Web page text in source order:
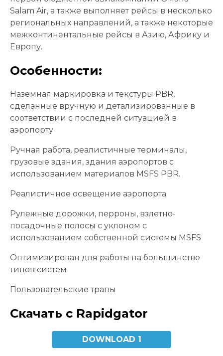
Salam Air, а также выполняет рейсы в несколько
региональных направлений, а также некоторые
межконтинентальные рейсы в Азию, Африку и
Европу.
Особенности:
Наземная маркировка и текстуры PBR,
сделанные вручную и детализированные в
соответствии с последней ситуацией в
аэропорту
Ручная работа, реалистичные терминалы,
грузовые здания, здания аэропортов с
использованием материалов MSFS PBR.
Реалистичное освещение аэропорта
Рулежные дорожки, перроны, взлетно-
посадочные полосы с уклоном с
использованием собственной системы MSFS
Оптимизирован для работы на большинстве
типов систем
Пользовательские трапы
Скачать с Rapidgator
DOWNLOAD 1